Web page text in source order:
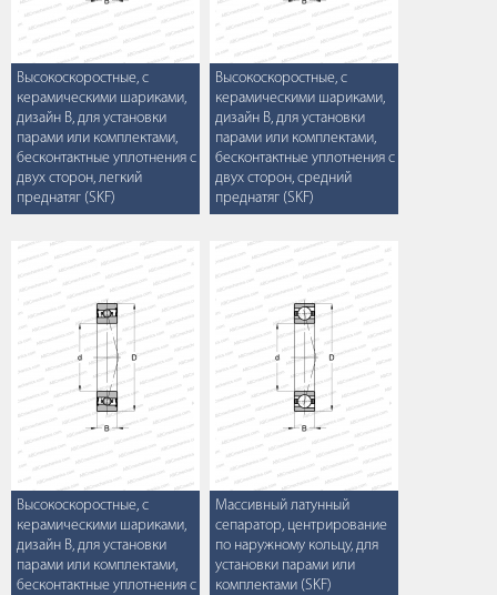
Высокоскоростные, с
керамическими шариками,
дизайн B, для установки
парами или комплектами,
бесконтактные уплотнения с
двух сторон, легкий
преднатяг (SKF)
Высокоскоростные, с
керамическими шариками,
дизайн B, для установки
парами или комплектами,
бесконтактные уплотнения с
двух сторон, средний
преднатяг (SKF)
Высокоскоростные, с
керамическими шариками,
дизайн B, для установки
парами или комплектами,
бесконтактные уплотнения с
Массивный латунный
сепаратор, центрирование
по наружному кольцу, для
установки парами или
комплектами (SKF)